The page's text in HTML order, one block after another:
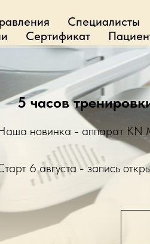
Специалисты
Сертификат
Любите активные и
20 % на экспресс-абонементы из 6
30